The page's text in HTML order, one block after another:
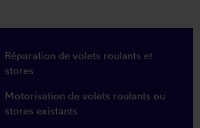
Réparation de volets roulants et
stores
Motorisation de volets roulants ou
stores existants